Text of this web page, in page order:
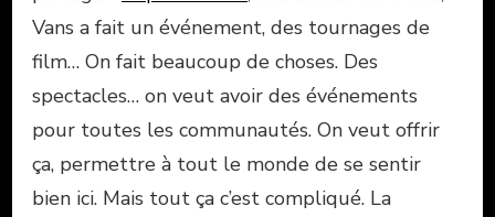
Vans a fait un événement, des tournages de
film… On fait beaucoup de choses. Des
spectacles… on veut avoir des événements
pour toutes les communautés. On veut offrir
ça, permettre à tout le monde de se sentir
bien ici. Mais tout ça c’est compliqué. La